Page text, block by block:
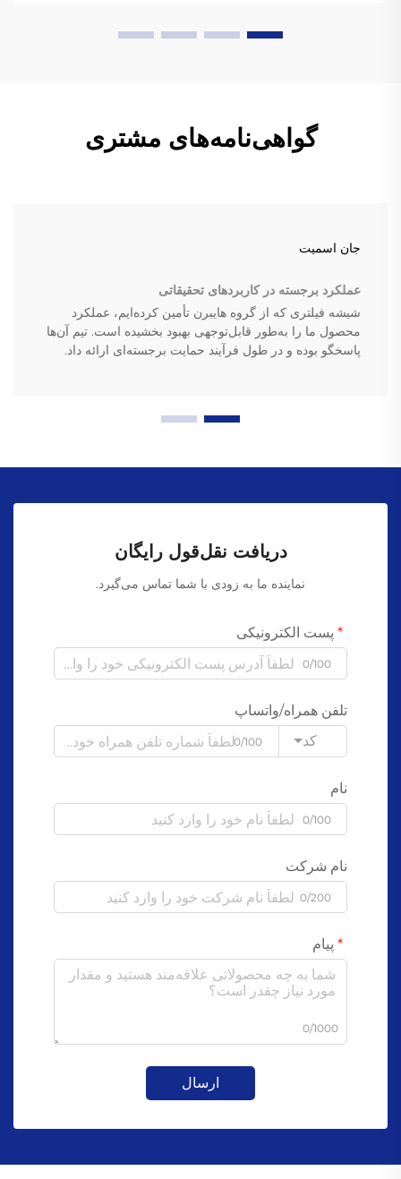
گواهی‌نامه‌های مشتری
جان اسمیت
عملکرد برجسته در کاربردهای تحقیقاتی
شیشه فیلتری که از گروه هایبرن تأمین کرده‌ایم، عملکرد
محصول ما را به‌طور قابل‌توجهی بهبود بخشیده است. تیم آن‌ها
پاسخگو بوده و در طول فرآیند حمایت برجسته‌ای ارائه داد.
دریافت نقل‌قول رایگان
نماینده ما به زودی با شما تماس می‌گیرد.
پست الکترونیکی
0/100
تلفن همراه/واتساپ
کد
0/100
نام
0/100
نام شرکت
0/200
پیام
0/1000
ارسال